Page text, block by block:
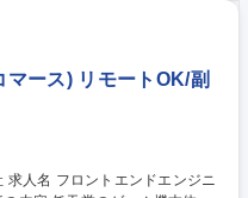
用■セキュリティモニタリング
対応■従業員向けのセキュリテ
、SOC2などのセキュリテ
のセキュリティ体制構築・運用
ース) リモートOK/副